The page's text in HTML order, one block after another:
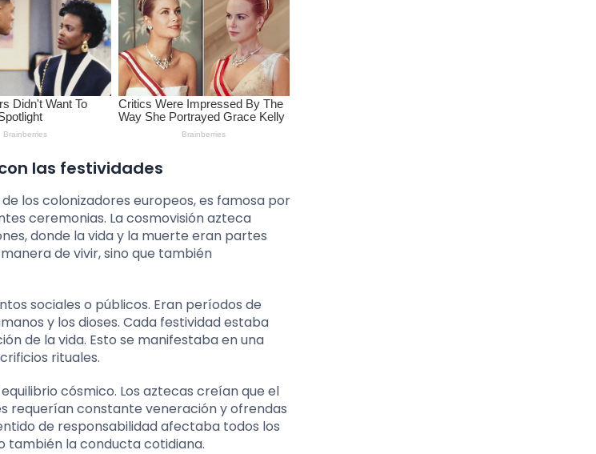
las festividades
los colonizadores europeos, es famosa por
ceremonias. La cosmovisión azteca
donde la vida y la muerte eran partes
de vivir, sino que también
sociales o públicos. Eran períodos de
y los dioses. Cada festividad estaba
de la vida. Esto se manifestaba en una
rituales.
cósmico. Los aztecas creían que el
requerían constante veneración y ofrendas
de responsabilidad afectaba todos los
también la conducta cotidiana.